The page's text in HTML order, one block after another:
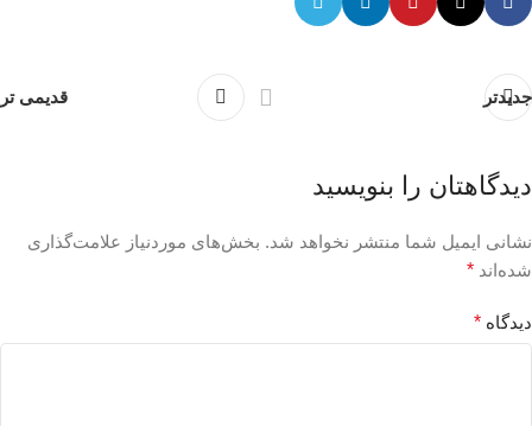
جدیدتر قدیمی تر
دیدگاهتان را بنویسید
نشانی ایمیل شما منتشر نخواهد شد. بخش‌های موردنیاز علامت‌گذاری
شده‌اند *
دیدگاه *